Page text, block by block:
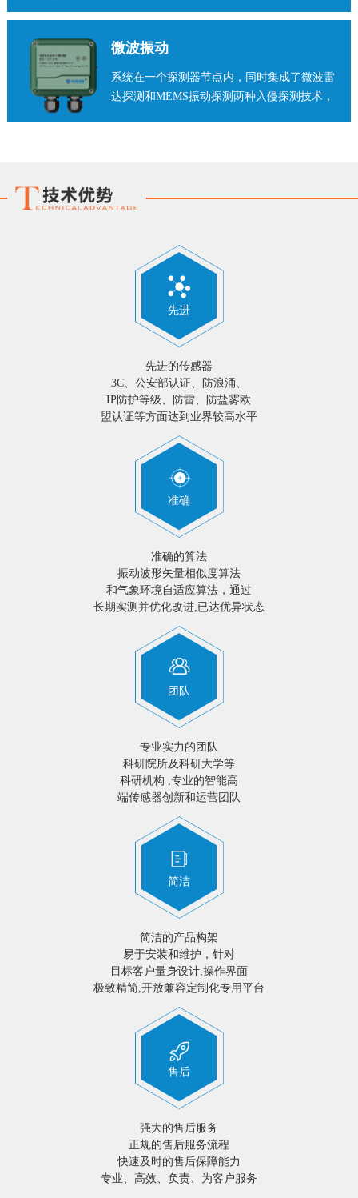
微波振动
系统在一个探测器节点内，同时集成了微波雷
达探测和MEMS振动探测两种入侵探测技术，
击、摇晃、攀爬等行为引起的振动信号，并据
此产生入侵报警，其有效探测距离为0~6米。
先进
先进的传感器
3C、公安部认证、防浪涌、
IP防护等级、防雷、防盐雾欧
盟认证等方面达到业界较高水平
准确
准确的算法
振动波形矢量相似度算法
和气象环境自适应算法，通过
长期实测并优化改进,已达优异状态
团队
专业实力的团队
科研院所及科研大学等
科研机构 ,专业的智能高
端传感器创新和运营团队
简洁
简洁的产品构架
易于安装和维护，针对
目标客户量身设计,操作界面
极致精简,开放兼容定制化专用平台
售后
强大的售后服务
正规的售后服务流程
快速及时的售后保障能力
专业、高效、负责、为客户服务